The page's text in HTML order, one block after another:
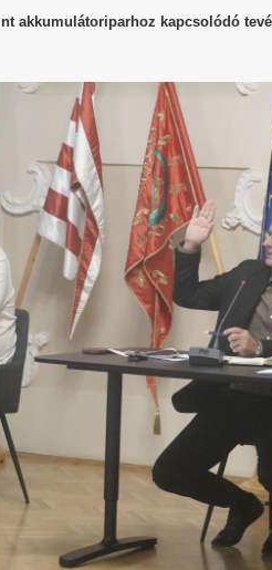
akkumulátoriparhoz kapcsolódó